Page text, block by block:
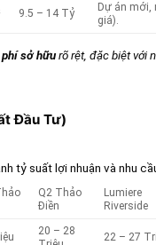
9.5 – 14 Tỷ
Dự án
giá).
sở hữu rõ rệt, đặc biệt với
Đầu Tư)
tỷ suất lợi nhuận và nhu
Q2 Thảo
Điền
Lumiere
Riverside
20 – 28
22 – 27